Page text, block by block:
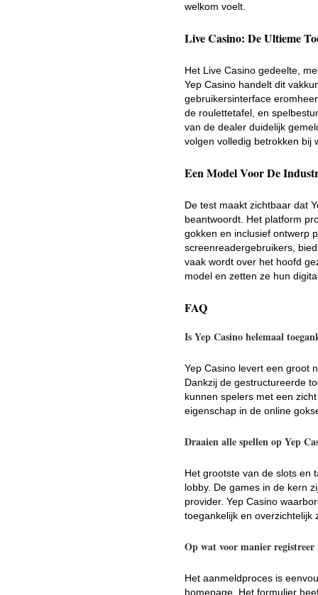
welkom voelt.
Live Casino: De Ultieme
Het Live Casino gedeelte,
Yep Casino handelt dit
gebruikersinterface
de roulettetafel, en
van de dealer duidelijk
volgen volledig betrokken bij
Een Model Voor De
De test maakt zichtbaar dat
beantwoordt. Het platform
gokken en inclusief ontwerp
screenreadergebruikers,
vaak wordt over het hoofd
model en zetten ze hun
FAQ
Is Yep Casino helemaal
Yep Casino levert een groot
Dankzij de gestructureerde
kunnen spelers met een
eigenschap in de online
Draaien alle spellen op Yep
Het grootste van de slots en
lobby. De games in de kern
provider. Yep Casino
toegankelijk en overzichtelijk
Op wat voor manier registreer
Het aanmeldproces is
homepage. Het formulier